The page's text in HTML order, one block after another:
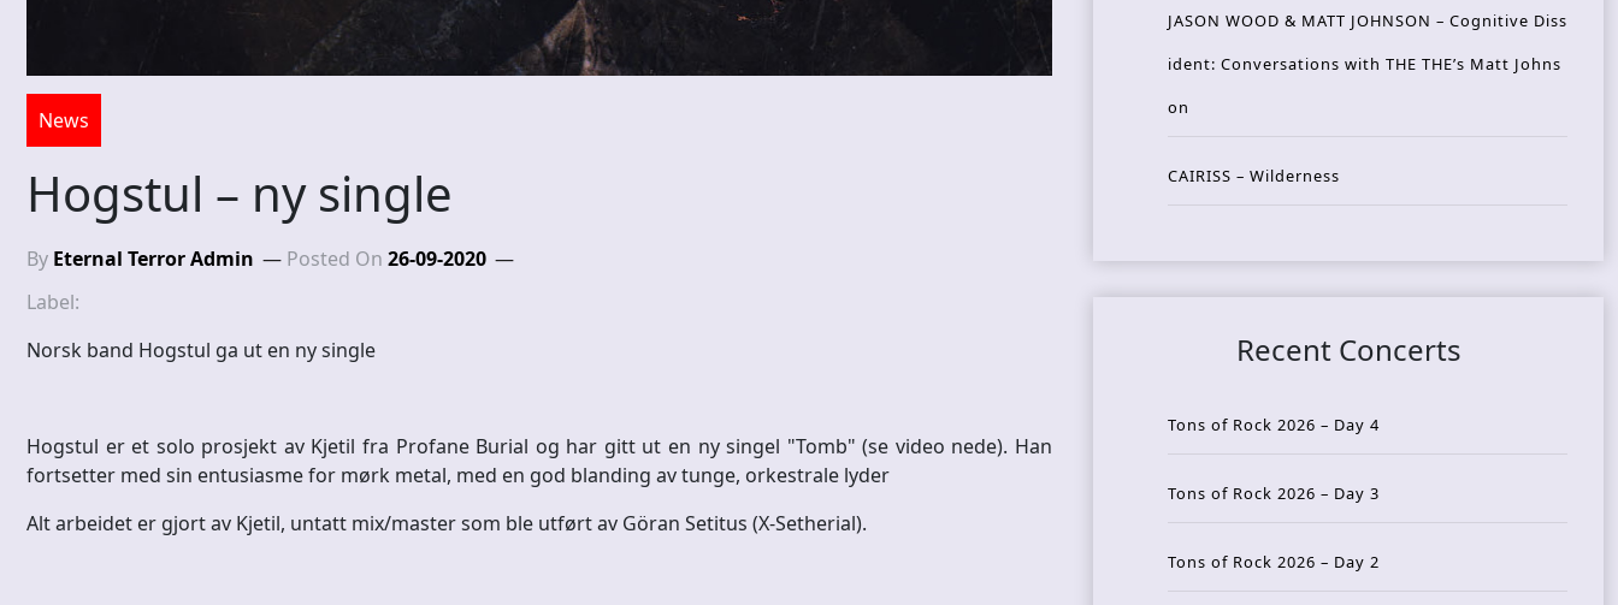
News
Hogstul – ny single
By Eternal Terror Admin Posted On 26-09-2020
Label:
Norsk band Hogstul ga ut en ny single
Hogstul er et solo prosjekt av Kjetil fra Profane Burial og har gitt ut en ny singel "Tomb" (se video nede). Han
fortsetter med sin entusiasme for mørk metal, med en god blanding av tunge, orkestrale lyder
Alt arbeidet er gjort av Kjetil, untatt mix/master som ble utført av Göran Setitus (X-Setherial).
JASON WOOD & MATT JOHNSON – Cognitive Diss
ident: Conversations with THE THE’s Matt Johns
on
CAIRISS – Wilderness
Recent Concerts
Tons of Rock 2026 – Day 4
Tons of Rock 2026 – Day 3
Tons of Rock 2026 – Day 2